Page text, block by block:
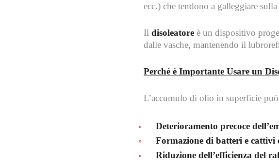
ecc.) che tendono a galleggiare
Ildisoleatore è un dispositivo
dalle vasche, mantenendo il
Perché è Importante Usare un
L’accumulo di olio in superficie
Deterioramento precoce
Formazione di batteri e cattivi
Riduzione dell’efficienza del